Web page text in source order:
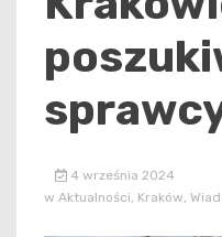
4 września 2024
w Aktualności, Kraków,